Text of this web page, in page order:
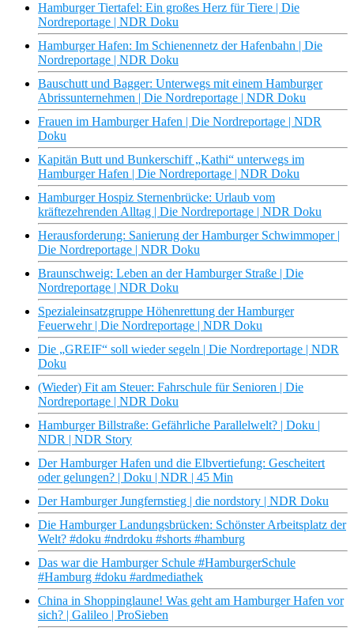
Hamburger Tiertafel: Ein großes Herz für Tiere | Die
Nordreportage | NDR Doku
Hamburger Hafen: Im Schienennetz der Hafenbahn | Die
Nordreportage | NDR Doku
Bauschutt und Bagger: Unterwegs mit einem Hamburger
Abrissunternehmen | Die Nordreportage | NDR Doku
Frauen im Hamburger Hafen | Die Nordreportage | NDR
Doku
Kapitän Butt und Bunkerschiff „Kathi“ unterwegs im
Hamburger Hafen | Die Nordreportage | NDR Doku
Hamburger Hospiz Sternenbrücke: Urlaub vom
kräftezehrenden Alltag | Die Nordreportage | NDR Doku
Herausforderung: Sanierung der Hamburger Schwimmoper |
Die Nordreportage | NDR Doku
Braunschweig: Leben an der Hamburger Straße | Die
Nordreportage | NDR Doku
Spezialeinsatzgruppe Höhenrettung der Hamburger
Feuerwehr | Die Nordreportage | NDR Doku
Die „GREIF“ soll wieder segeln | Die Nordreportage | NDR
Doku
(Wieder) Fit am Steuer: Fahrschule für Senioren | Die
Nordreportage | NDR Doku
Hamburger Billstraße: Gefährliche Parallelwelt? | Doku |
NDR | NDR Story
Der Hamburger Hafen und die Elbvertiefung: Gescheitert
oder gelungen? | Doku | NDR | 45 Min
Der Hamburger Jungfernstieg | die nordstory | NDR Doku
Die Hamburger Landungsbrücken: Schönster Arbeitsplatz der
Welt? #doku #ndrdoku #shorts #hamburg
Das war die Hamburger Schule #HamburgerSchule
#Hamburg #doku #ardmediathek
China in Shoppinglaune! Was geht am Hamburger Hafen vor
sich? | Galileo | ProSieben